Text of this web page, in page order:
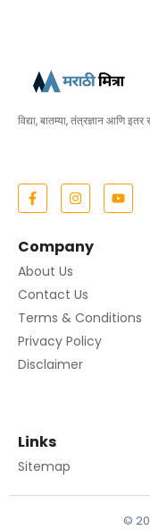
विद्या, बातम्या, तंत्रज्ञान आणि
Company
About Us
Contact Us
Terms & Conditions
Privacy Policy
Disclaimer
Links
Sitemap
©